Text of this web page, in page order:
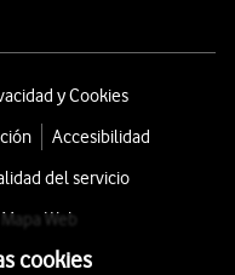
y Cookies
Accesibilidad
del servicio
Mapa Web
cookies